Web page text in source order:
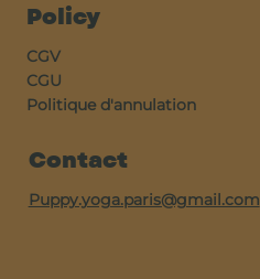
Policy
CGV
CGU
Politique d'annulation
Contact
Puppy.yoga.paris@gmail.com